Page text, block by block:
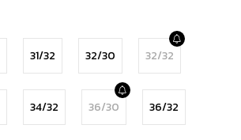
31/32 32/30 32/32
34/32 36/30 36/32